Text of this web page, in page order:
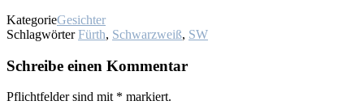
KategorieGesichter
Schlagwörter Fürth, Schwarzweiß, SW
Schreibe einen Kommentar
Pflichtfelder sind mit * markiert.